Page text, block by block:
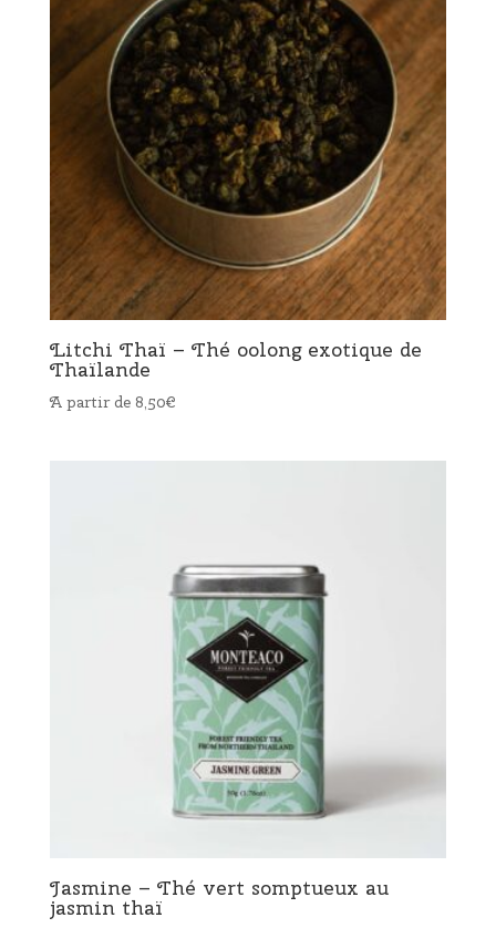
Litchi Thaï – Thé oolong exotique de
Thaïlande
A partir de 8,50€
Jasmine – Thé vert somptueux au
jasmin thaï